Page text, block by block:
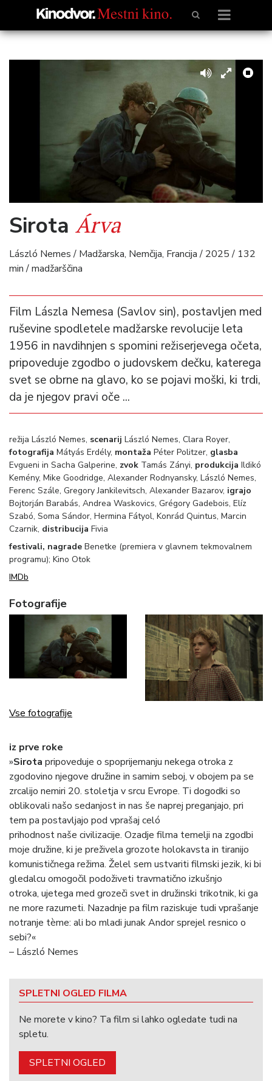
Sirota Árva
László Nemes / Madžarska, Nemčija, Francija / 2025 / 132
min / madžarščina
Film Lászla Nemesa (Savlov sin), postavljen med
ruševine spodletele madžarske revolucije leta
1956 in navdihnjen s spomini režiserjevega očeta,
pripoveduje zgodbo o judovskem dečku, katerega
svet se obrne na glavo, ko se pojavi moški, ki trdi,
da je njegov pravi oče ...
režija László Nemes, scenarij László Nemes, Clara Royer,
fotografija Mátyás Erdély, montaža Péter Politzer, glasba
Evgueni in Sacha Galperine, zvok Tamás Zányi, produkcija Ildikó
Kemény, Mike Goodridge, Alexander Rodnyansky, László Nemes,
Ferenc Szále, Gregory Jankilevitsch, Alexander Bazarov, igrajo
Bojtorján Barabás, Andrea Waskovics, Grégory Gadebois, Elíz
Szabó, Soma Sándor, Hermina Fátyol, Konrád Quintus, Marcin
Czarnik, distribucija Fivia
festivali, nagrade Benetke (premiera v glavnem tekmovalnem
programu); Kino Otok
IMDb
Fotografije
Vse fotografije
iz prve roke
»Sirota pripoveduje o spoprijemanju nekega otroka z
zgodovino njegove družine in samim seboj, v obojem pa se
zrcalijo nemiri 20. stoletja v srcu Evrope. Ti dogodki so
oblikovali našo sedanjost in nas še naprej preganjajo, pri
tem pa postavljajo pod vprašaj celó
prihodnost naše civilizacije. Ozadje filma temelji na zgodbi
moje družine, ki je preživela grozote holokavsta in tiranijo
komunističnega režima. Želel sem ustvariti filmski jezik, ki bi
gledalcu omogočil podoživeti travmatično izkušnjo
otroka, ujetega med grozeči svet in družinski trikotnik, ki ga
ne more razumeti. Nazadnje pa film raziskuje tudi vprašanje
notranje tème: ali bo mladi junak Andor sprejel resnico o
sebi?«
– László Nemes
SPLETNI OGLED FILMA
Ne morete v kino? Ta film si lahko ogledate tudi na
spletu.
SPLETNI OGLED